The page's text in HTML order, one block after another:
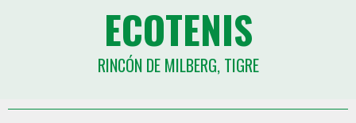
ECOTENIS
RINCÓN DE MILBERG, TIGRE